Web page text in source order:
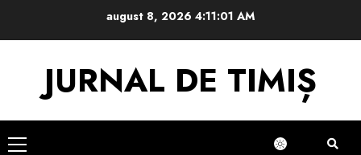
august 8, 2026 4:11:02 AM
JURNAL DE TIMIȘ
Primary